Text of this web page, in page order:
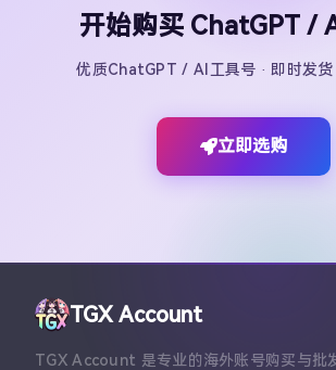
开始购买 ChatGPT /
优质ChatGPT / AI工具号 · 即时发货
立即选购
TGX Account
TGX Account 是专业的海外账号购买与批